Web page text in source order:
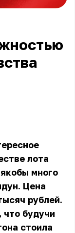
лота
много
Цена
рублей.
что будучи
стоила